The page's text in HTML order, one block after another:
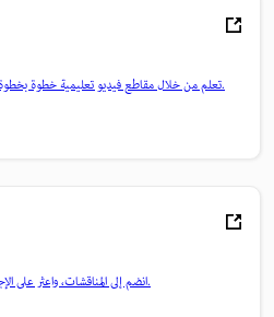
تعلم من خلال مقاطع فيديو تعليمية خطوة بخطوة وإرشادات عملية مباشرة داخل التطبيق.
انضم إلى المناقشات، واعثر على الإجابات، وتعلم من الخبراء، وشارك معرفتك.